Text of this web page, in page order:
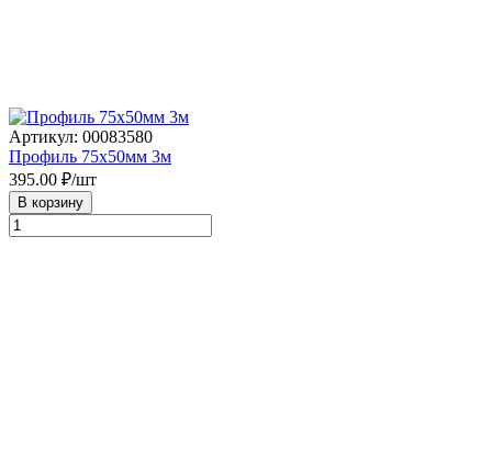
Артикул: 00083580
Профиль 75х50мм 3м
395.00 ₽/шт
В корзину